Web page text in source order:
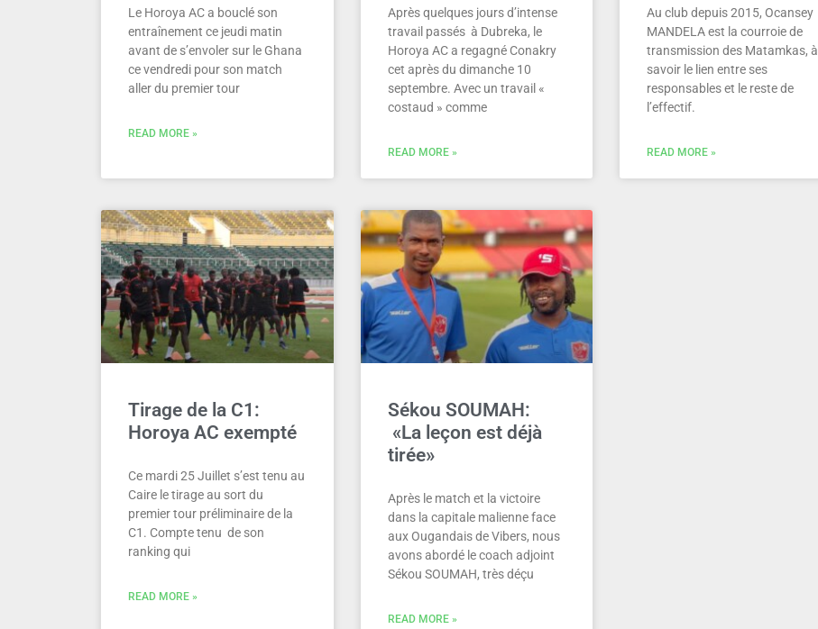
Le Horoya AC a bouclé son
entraînement ce jeudi matin
avant de s’envoler sur le Ghana
ce vendredi pour son match
aller du premier tour
READ MORE »
Après quelques jours d’intense
travail passés à Dubreka, le
Horoya AC a regagné Conakry
cet après du dimanche 10
septembre. Avec un travail «
costaud » comme
READ MORE »
Au club depuis 2015, Ocansey
MANDELA est la courroie de
transmission des Matamkas, à
savoir le lien entre ses
responsables et le reste de
l’effectif.
READ MORE »
Tirage de la C1:
Horoya AC exempté
Ce mardi 25 Juillet s’est tenu au
Caire le tirage au sort du
premier tour préliminaire de la
C1. Compte tenu de son
ranking qui
READ MORE »
Sékou SOUMAH:
«La leçon est déjà
tirée»
Après le match et la victoire
dans la capitale malienne face
aux Ougandais de Vibers, nous
avons abordé le coach adjoint
Sékou SOUMAH, très déçu
READ MORE »